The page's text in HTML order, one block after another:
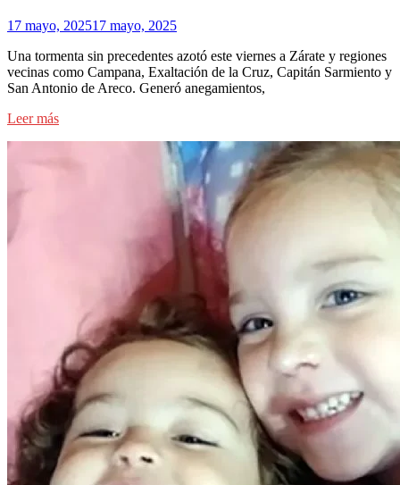
17 mayo, 202517 mayo, 2025
Una tormenta sin precedentes azotó este viernes a Zárate y regiones
vecinas como Campana, Exaltación de la Cruz, Capitán Sarmiento y
San Antonio de Areco. Generó anegamientos,
Leer más